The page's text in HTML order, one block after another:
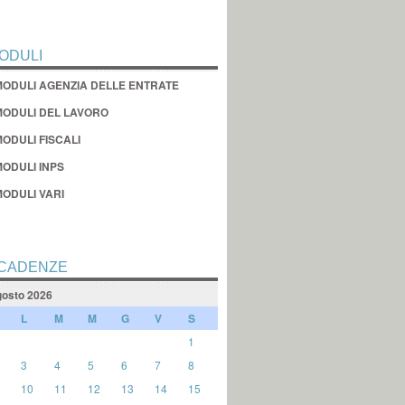
AGENZIA DELLE ENTRATE
DEL LAVORO
FISCALI
INPS
VARI
2026
L M M G V S
1
3 4 5 6 7
8
10 11 12 13 14
15